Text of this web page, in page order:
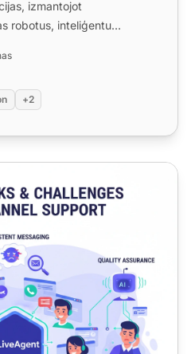
izmantojot
robotus, inteliģentu
+2
omnikanālu atbalstā